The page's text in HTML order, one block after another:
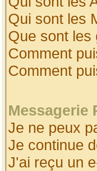
Qui sont les
Que sont les
Comment
Comment
Messagerie
Je ne peux
Je continue
J'ai reçu un